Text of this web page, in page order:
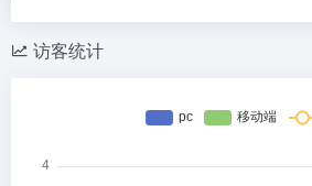
访客统计